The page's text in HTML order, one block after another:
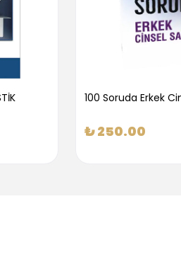
100 Soruda Erkek
₺ 250.00